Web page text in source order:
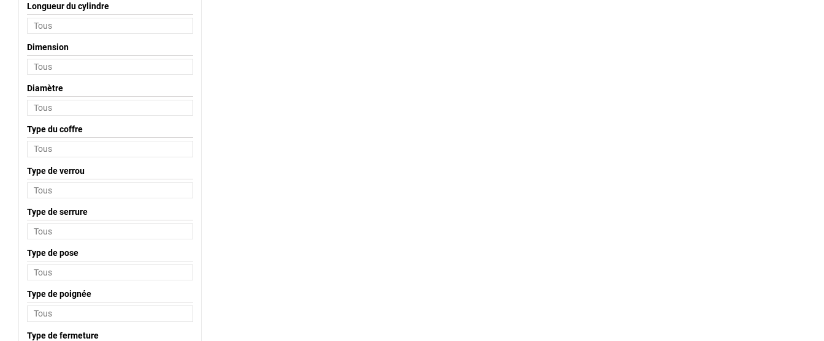
Longueur du cylindre
Dimension
Diamètre
Type du coffre
Type de verrou
Type de serrure
Type de pose
Type de poignée
Type de fermeture